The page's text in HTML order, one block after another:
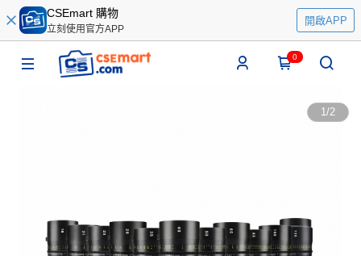
CSEmart 購物
立刻使用官方APP
開啟APP
0
1/2